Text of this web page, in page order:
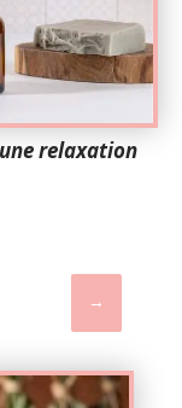
relaxation